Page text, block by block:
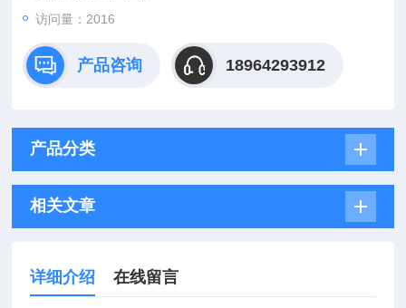
访问量：2016
产品咨询 18964293912
产品分类
相关文章
详细介绍 在线留言